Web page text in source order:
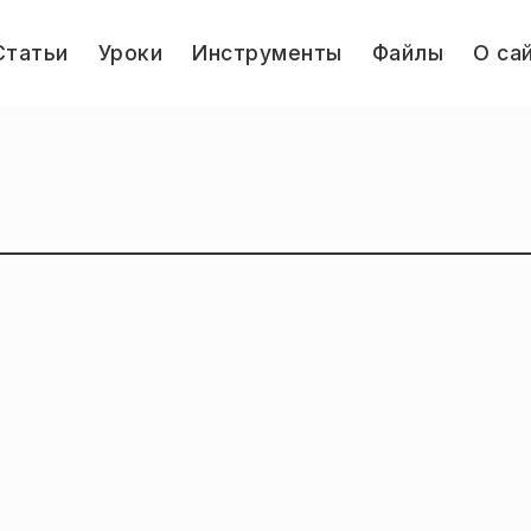
Уроки Инструменты Файлы О